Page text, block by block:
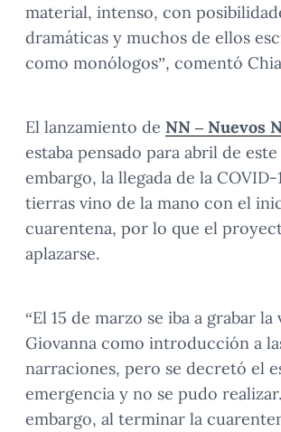
material, intenso, con
dramáticas y muchos de ellos
como monólogos”, comentó
El lanzamiento de NN – Nuevos
estaba pensado para abril de este
embargo, la llegada de la COVID-
tierras vino de la mano con el
cuarentena, por lo que el
aplazarse.
“El 15 de marzo se iba a grabar la
Giovanna como introducción a
narraciones, pero se decretó el
emergencia y no se pudo
embargo, al terminar la